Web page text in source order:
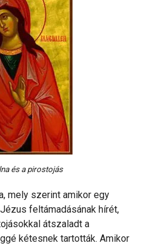
és a pirostojás
mely szerint amikor egy
feltámadásának hírét,
átszaladt a
kétesnek tartották. Amikor